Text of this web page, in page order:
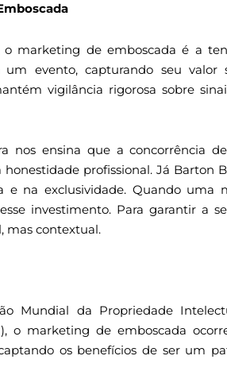
o marketing de emboscada é a
um evento, capturando seu
vigilância rigorosa sobre
nos ensina que a concorrência
profissional. Já Barton
e na exclusividade. Quando uma
investimento. Para garantir a
mas contextual.
Mundial da Propriedade
o marketing de emboscada
os benefícios de ser um